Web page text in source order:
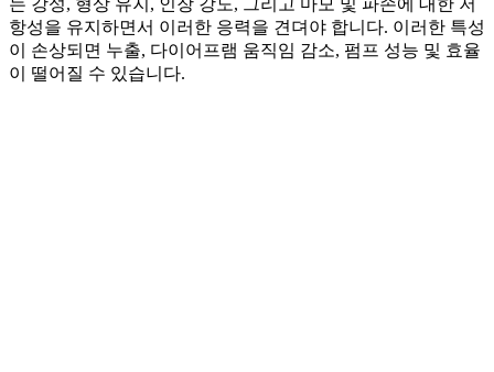
항성을 유지하면서 이러한 응력을 견뎌야 합니다. 이러한 특성
이 손상되면 누출, 다이어프램 움직임 감소, 펌프 성능 및 효율
이 떨어질 수 있습니다.